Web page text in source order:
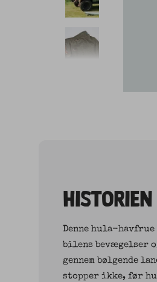
HISTORIEN
Denne hula-
bilens bevægelser
gennem bølgende
stopper ikke, før